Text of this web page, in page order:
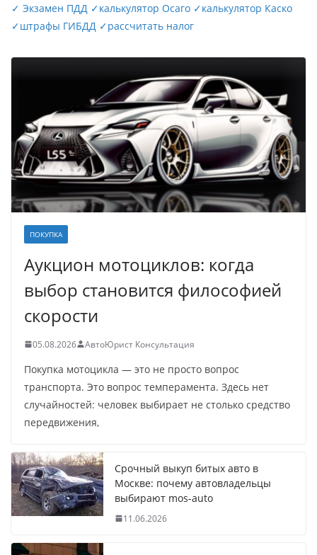
✓ Экзамен ПДД ✓калькулятор Осаго ✓калькулятор Каско
✓штрафы ГИБДД ✓рассчитать налог
ПОКУПКА
Аукцион мотоциклов: когда
выбор становится философией
скорости
05.08.2026 АвтоЮрист Консультация
Покупка мотоцикла — это не просто вопрос
транспорта. Это вопрос темперамента. Здесь нет
случайностей: человек выбирает не столько средство
передвижения,
Срочный выкуп битых авто в
Москве: почему автовладельцы
выбирают mos-auto
11.06.2026